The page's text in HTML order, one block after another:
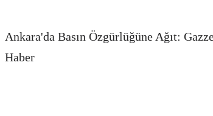
Ankara'da Basın Özgürlüğüne Ağıt:
Haber